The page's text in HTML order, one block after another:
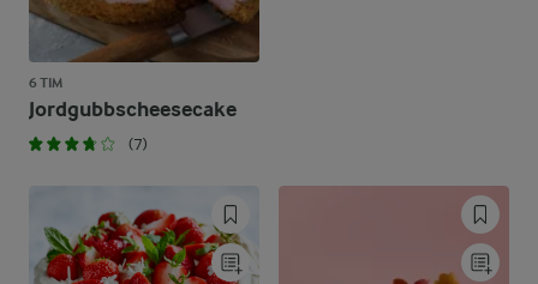
6 TIM
Jordgubbscheesecake
(7)